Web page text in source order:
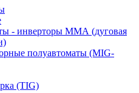
- инверторы ММА (дуговая
полуавтоматы (MIG-
(TIG)